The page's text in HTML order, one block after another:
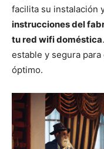
facilita su instalación
instrucciones del
tu red wifi doméstica
estable y segura
óptimo.